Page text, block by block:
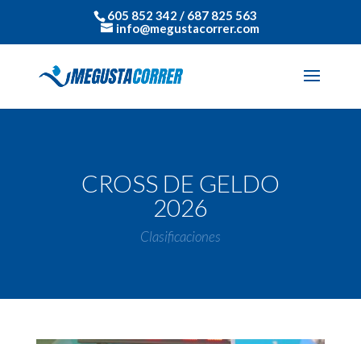
605 852 342 / 687 825 563
info@megustacorrer.com
CROSS DE GELDO
2026
Clasificaciones